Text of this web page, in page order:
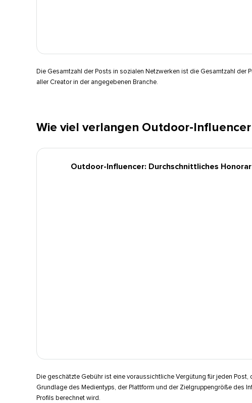
Die Gesamtzahl der Posts in sozialen Netzwerken ist die Gesamtzahl der
aller Creator in der angegebenen Branche.​​
Wie viel verlangen Outdoor-
Outdoor-Influencer: Durchschnittliches
Die geschätzte Gebühr ist eine voraussichtliche Vergütung für jeden Post,
Grundlage des Medientyps, der Plattform und der Zielgruppengröße des
Profils berechnet wird.​​